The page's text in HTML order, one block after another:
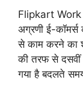
Flipkart Work
अग्रणी ई-
से काम करने का
की तरफ से दसवीं
गया है बदलते